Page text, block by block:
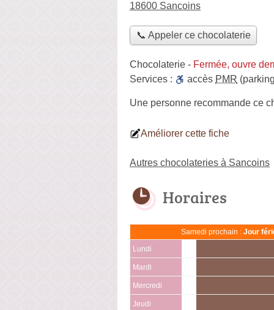
18600 Sancoins
📞 Appeler ce chocolaterie
Chocolaterie - Fermée, ouvre
Services :
accès PMR
Une personne recommande ce
Améliorer cette fiche
Autres chocolateries à Sancoins
Horaires
Samedi prochain : Jour
Lundi
Mardi
Mercredi
Jeudi